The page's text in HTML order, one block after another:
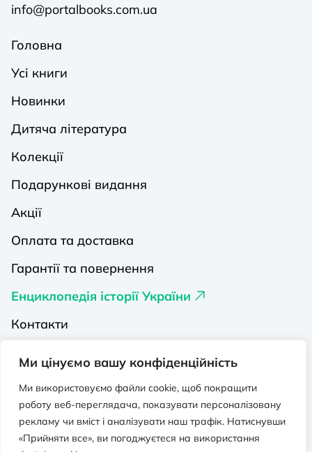
Ми цінуємо вашу конфіденційність
Ми використовуємо файли cookie, щоб покращити
роботу веб-переглядача, показувати персоналізовану
рекламу чи вміст і аналізувати наш трафік. Натиснувши
«Прийняти все», ви погоджуєтеся на використання
info@portalbooks.com.ua
Головна
Усі книги
Новинки
Дитяча література
Колекції
Подарункові видання
Акції
Оплата та доставка
Гарантії та повернення
Енциклопедія історії України
Контакти
Видавництва на Порталі
Політика конфіденційності
Публічна оферта